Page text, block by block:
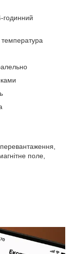
годинний
поле,